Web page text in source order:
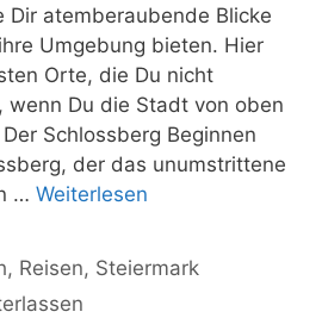
Dir atemberaubende Blicke
Umgebung bieten. Hier
Orte, die Du nicht
wenn Du die Stadt von oben
Schlossberg Beginnen
der das unumstrittene
… Weiterlesen
, Reisen, Steiermark